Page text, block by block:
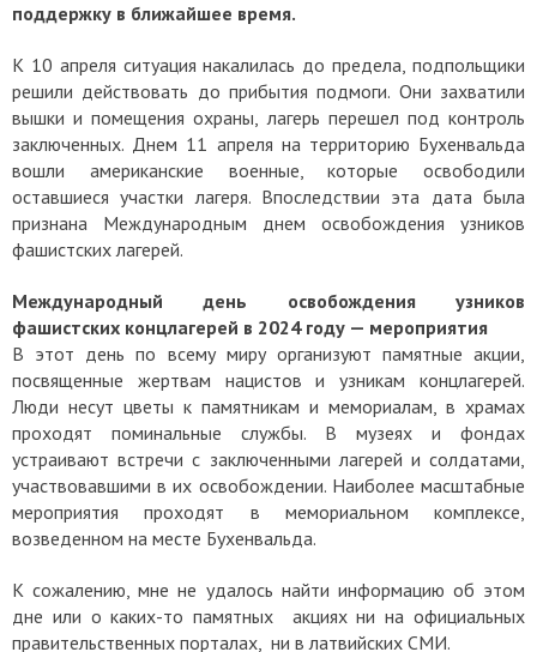
поддержку в ближайшее время.
К 10 апреля ситуация накалилась до предела, подпольщики
решили действовать до прибытия подмоги. Они захватили
вышки и помещения охраны, лагерь перешел под контроль
заключенных. Днем 11 апреля на территорию Бухенвальда
вошли американские военные, которые освободили
оставшиеся участки лагеря. Впоследствии эта дата была
признана Международным днем освобождения узников
фашистских лагерей.
Международный день освобождения узников
фашистских концлагерей в 2024 году — мероприятия
В этот день по всему миру организуют памятные акции,
посвященные жертвам нацистов и узникам концлагерей.
Люди несут цветы к памятникам и мемориалам, в храмах
проходят поминальные службы. В музеях и фондах
устраивают встречи с заключенными лагерей и солдатами,
участвовавшими в их освобождении. Наиболее масштабные
мероприятия проходят в мемориальном комплексе,
возведенном на месте Бухенвальда.
К сожалению, мне не удалось найти информацию об этом
дне или о каких-то памятных акциях ни на официальных
правительственных порталах, ни в латвийских СМИ.